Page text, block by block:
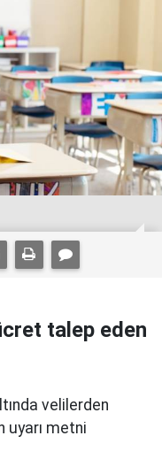
talep eden
velilerden
uyarı metni